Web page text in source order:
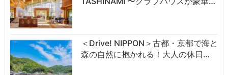
＜Drive! NIPPON＞古都・京都で海と
森の自然に抱かれる！大人の休日…